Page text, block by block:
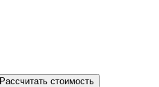
Рассчитать стоимость